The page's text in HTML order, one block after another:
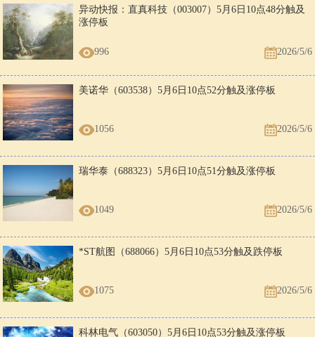
异动快报：直真科技（003007）5月6日10点48分触及
涨停板
996 2026/5/6
美诺华（603538）5月6日10点52分触及涨停板
1056 2026/5/6
瑞华泰（688323）5月6日10点51分触及涨停板
1049 2026/5/6
*ST航图（688066）5月6日10点53分触及跌停板
1075 2026/5/6
科林电气（603050）5月6日10点53分触及涨停板